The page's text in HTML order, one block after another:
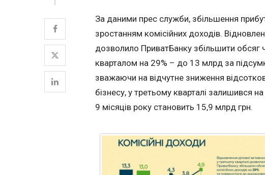
За даними прес служби, збільшення
зростанням комісійних доходів.
дозволило ПриватБанку збільшити обсяг
кварталом на 29% – до 13 млрд за
зважаючи на відчутне зниження
бізнесу, у третьому кварталі залишився
9 місяців року становить 15,9 млрд грн.